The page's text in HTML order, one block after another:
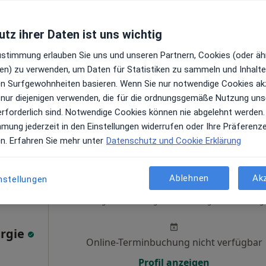
Leifeld
von Bochum, Nordrhein-Westfalen in Gebieten
Morgen Mo, Di,
Online-Terminbuchung nicht verfügbar
Profil anzeigen
ihrer Daten ist uns wichtig
erlauben Sie uns und unseren Partnern, Cookies (oder
zu verwenden, um Daten für Statistiken zu sammeln und
Surfgewohnheiten basieren. Wenn Sie nur notwendige Cookies
diejenigen verwenden, die für die ordnungsgemäße Nutzung
sind. Notwendige Cookies können nie abgelehnt werden.
jederzeit in den Einstellungen widerrufen oder Ihre
Erfahren Sie mehr unter Datenschutz und Cookie Erklärung
Ablehnen